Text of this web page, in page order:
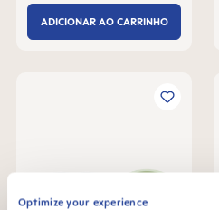
Optimize your experience
ADICIONAR AO CARRINHO